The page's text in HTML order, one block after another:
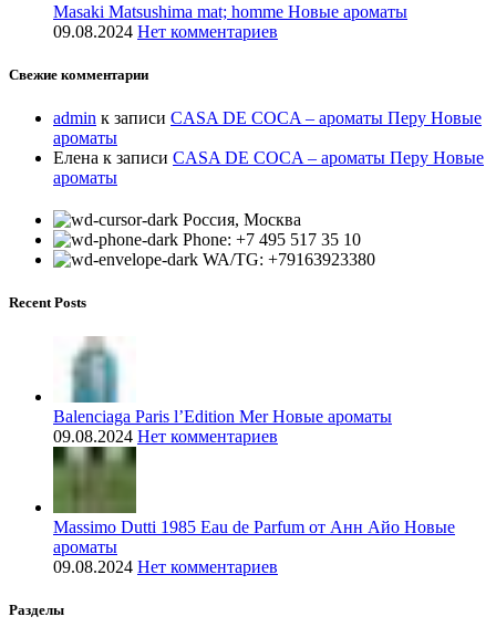
Masaki Matsushima mat; homme Новые ароматы
09.08.2024 Нет комментариев
Свежие комментарии
admin к записи CASA DE COCA – ароматы Перу Новые
ароматы
Елена к записи CASA DE COCA – ароматы Перу Новые
ароматы
Россия, Москва
Phone: +7 495 517 35 10
WA/TG: +79163923380
Recent Posts
Balenciaga Paris l’Edition Mer Новые ароматы
09.08.2024 Нет комментариев
Massimo Dutti 1985 Eau de Parfum от Анн Айо Новые
ароматы
09.08.2024 Нет комментариев
Разделы